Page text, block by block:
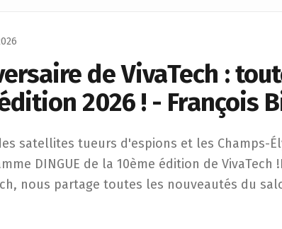
de VivaTech :
2026 ! - François
tueurs d'espions et les Champs-Élysées
satellites tueurs d'espions et les Champs-
DINGUE de la 10ème édition de VivaTech
nous partage toutes les nouveautés du